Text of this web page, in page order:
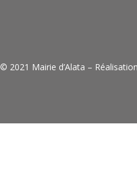
© 2021 Mairie d’Alata – Réalisation